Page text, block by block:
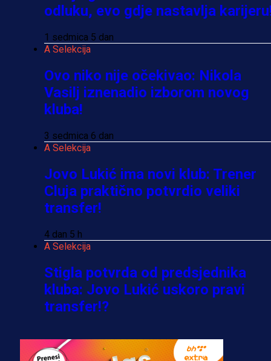
odluku, evo gdje nastavlja
1 sedmica 5 dan
A Selekcija
Ovo niko nije očekivao: Nikola
Vasilj iznenadio izborom novog
kluba!
3 sedmica 6 dan
A Selekcija
Jovo Lukić ima novi klub: Trener
Cluja praktično potvrdio veliki
transfer!
4 dan 5 h
A Selekcija
Stigla potvrda od predsjednika
kluba: Jovo Lukić uskoro pravi
transfer!?
A Selekcija